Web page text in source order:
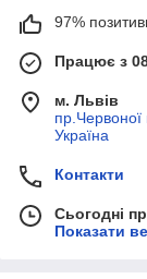
97%
Працює з
м. Львів
пр.Червоної
Україна
Контакти
Сьогодні
Показати